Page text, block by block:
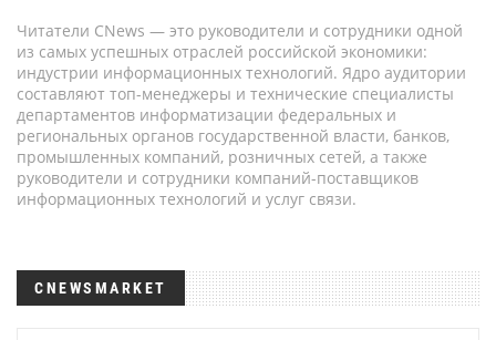
Читатели CNews — это руководители и сотрудники одной
из самых успешных отраслей российской экономики:
индустрии информационных технологий. Ядро аудитории
составляют топ-менеджеры и технические специалисты
департаментов информатизации федеральных и
региональных органов государственной власти, банков,
промышленных компаний, розничных сетей, а также
руководители и сотрудники компаний-поставщиков
информационных технологий и услуг связи.
CNEWSMARKET